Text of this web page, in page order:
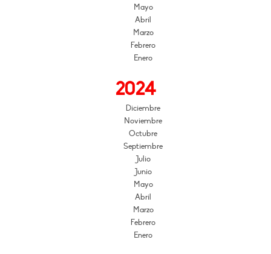
Mayo
Abril
Marzo
Febrero
Enero
2024
Diciembre
Noviembre
Octubre
Septiembre
Julio
Junio
Mayo
Abril
Marzo
Febrero
Enero